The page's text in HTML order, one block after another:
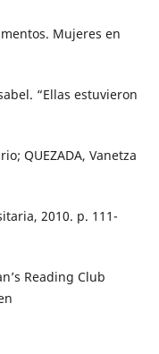
Mujeres en
“Ellas estuvieron
QUEZADA, Vanetza
2010. p. 111-
Reading Club